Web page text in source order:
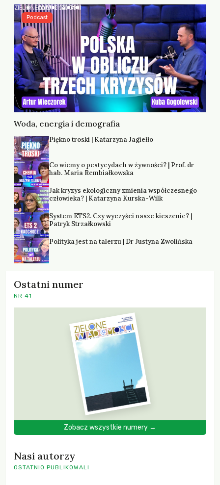
Woda, energia i demografia
Podcast
Piękno troski | Katarzyna Jagiełło
Co wiemy o pestycydach w żywności? | Prof. dr
hab. Maria Rembiałkowska
Jak kryzys ekologiczny zmienia współczesnego
człowieka? | Katarzyna Kurska-Wilk
System ETS2. Czy wyczyści nasze kieszenie? |
Patryk Strzałkowski
Polityka jest na talerzu | Dr Justyna Zwolińska
Ostatni numer
NR 41
Zobacz wszystkie numery →
Nasi autorzy
OSTATNIO PUBLIKOWALI